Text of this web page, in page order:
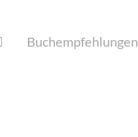
Buchempfehlungen